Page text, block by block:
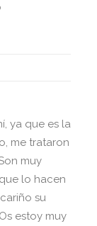
ya que es la
me trataron
muy
lo hacen
su
estoy muy